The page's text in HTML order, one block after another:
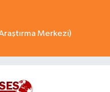
RAM (Rehberlik Araştırma Merkezi)